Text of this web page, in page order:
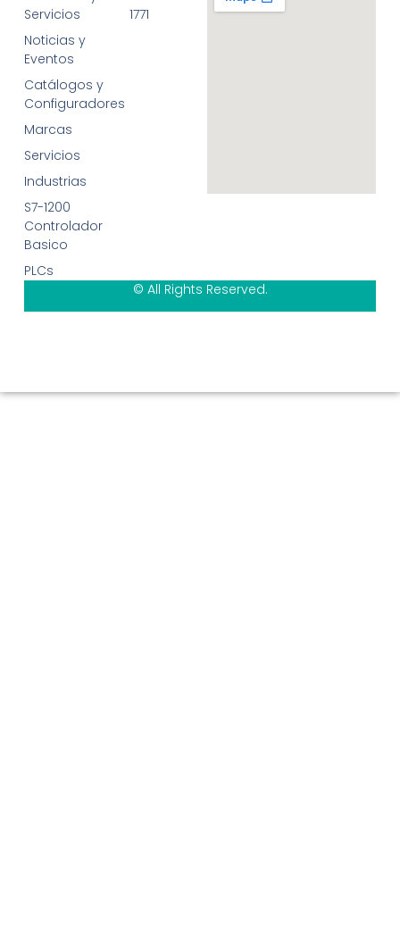
Servicios
Noticias y
Eventos
Catálogos y
Configuradores
Marcas
Servicios
Industrias
S7-1200
Controlador
Basico
PLCs
1771
© All Rights Reserved.